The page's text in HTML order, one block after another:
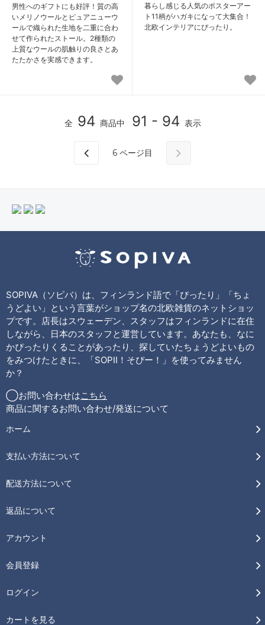
男性へのギフトにも好評！質の高
いメリノウールとピュアニューウ
ールで織られた生地を二重に合わ
せて作られたストール。2種類の
上質なウールの肌触りの良さとあ
たたかさを実感できます。
暮らし感じる人気のポスターアー
ト11柄がハガキになって大集合！
北欧インテリアにぴったり。
全 94 商品中 91 - 94 表示
6 ページ目
SOPIVA（ソピバ）は、フィンランド語で「ぴったり」「ちょ
うどよい」という言葉がショップ名の北欧雑貨のネットショッ
プです。店長はスウェーデン、スタッフはフィンランドに在住
しながら、日本のスタッフと運営しています。あなたも、なに
かぴったりくることがあったり、探していたちょうどよいもの
をみつけたときに、「SOPII！そぴー！」を使ってみません
か？
◯お問い合わせはこちら
商品に関するお問い合わせ/発送について
ホーム
支払い方法について
配送方法について
返品について
アカウント
会員登録
ログイン
カートを見る